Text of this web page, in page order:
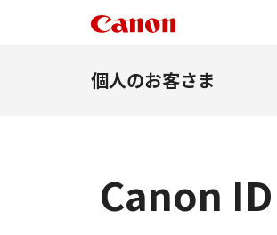
個人のお客さま
Canon ID